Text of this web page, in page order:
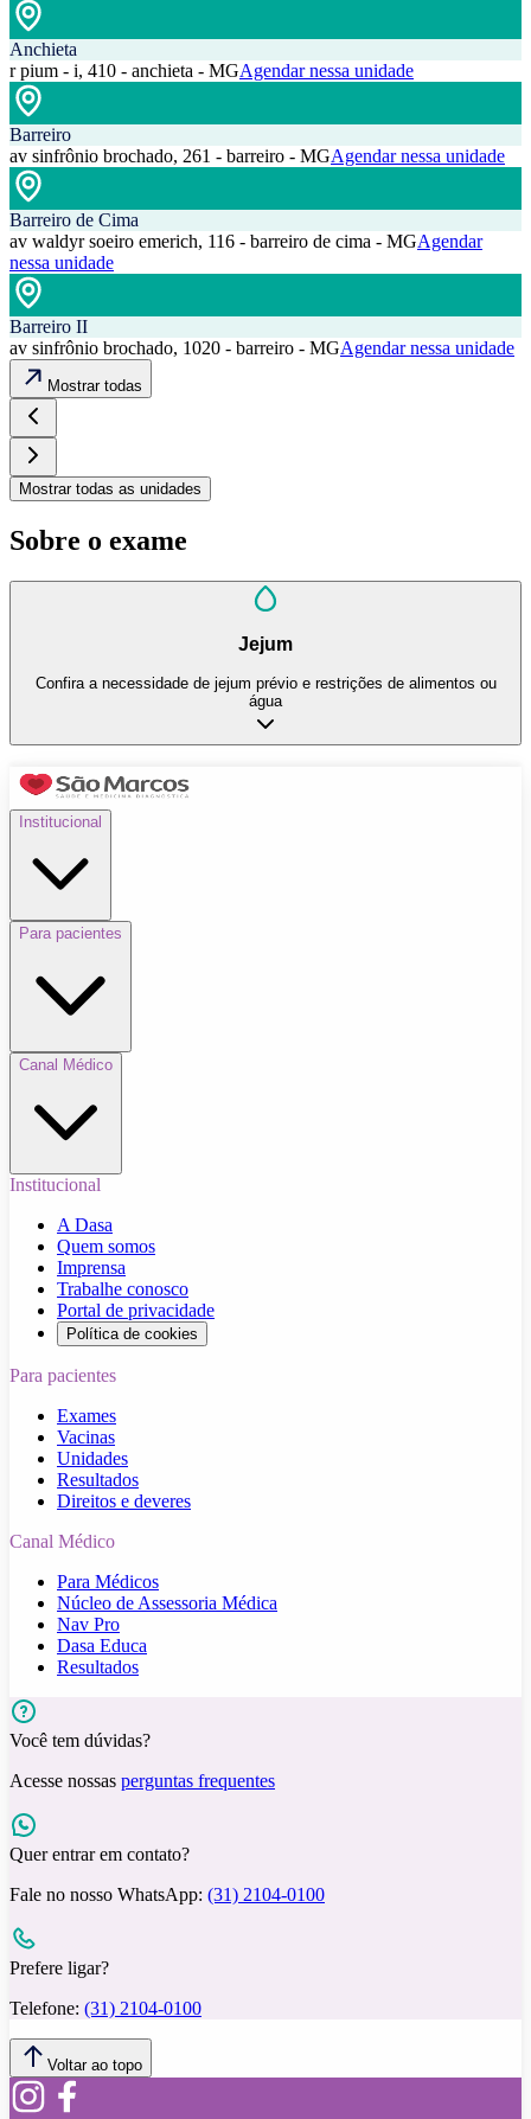
Anchieta
r pium - i, 410 - anchieta - MGAgendar nessa unidade
Barreiro
av sinfrônio brochado, 261 - barreiro - MGAgendar nessa unidade
Barreiro de Cima
av waldyr soeiro emerich, 116 - barreiro de cima - MGAgendar
nessa unidade
Barreiro II
av sinfrônio brochado, 1020 - barreiro - MGAgendar nessa unidade
Mostrar todas
Mostrar todas as unidades
Sobre o exame
Jejum
Confira a necessidade de jejum prévio e restrições de alimentos ou
água
Institucional
Para pacientes
Canal Médico
Institucional
A Dasa
Quem somos
Imprensa
Trabalhe conosco
Portal de privacidade
Política de cookies
Para pacientes
Exames
Vacinas
Unidades
Resultados
Direitos e deveres
Canal Médico
Para Médicos
Núcleo de Assessoria Médica
Nav Pro
Dasa Educa
Resultados
Você tem dúvidas?
Acesse nossas perguntas frequentes
Quer entrar em contato?
Fale no nosso WhatsApp: (31) 2104-0100
Prefere ligar?
Telefone: (31) 2104-0100
Voltar ao topo